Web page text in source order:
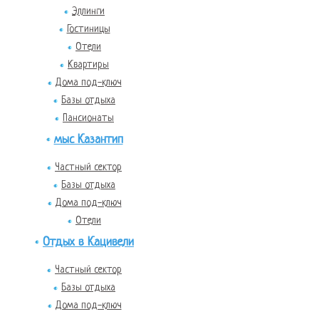
Эллинги
Гостиницы
Отели
Квартиры
Дома под-ключ
Базы отдыха
Пансионаты
мыс Казантип
Частный сектор
Базы отдыха
Дома под-ключ
Отели
Отдых в Кацивели
Частный сектор
Базы отдыха
Дома под-ключ